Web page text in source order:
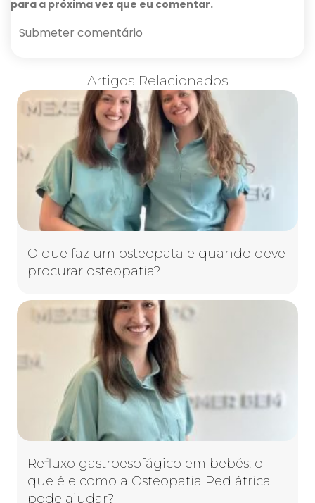
para a próxima vez que eu comentar.
Artigos Relacionados
O que faz um osteopata e quando deve
procurar osteopatia?
Refluxo gastroesofágico em bebés: o
que é e como a Osteopatia Pediátrica
pode ajudar?